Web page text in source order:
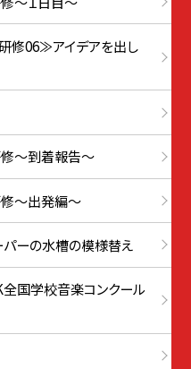
修06≫アイデアを出し
〜到着報告〜
〜出発編〜
パーの水槽の模様替え
国学校音楽コンクール